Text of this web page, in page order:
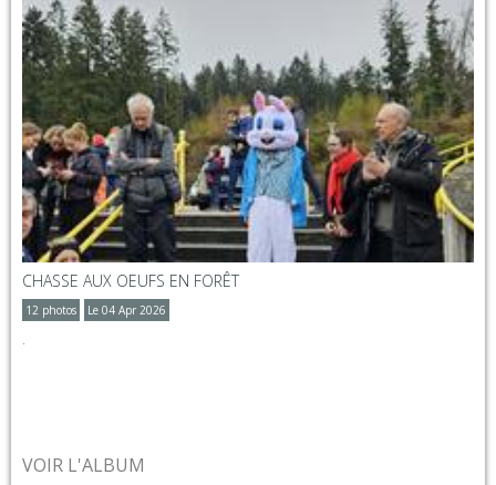
CHASSE AUX OEUFS EN FORÊT
12 photos Le 04 Apr 2026
.
VOIR L'ALBUM